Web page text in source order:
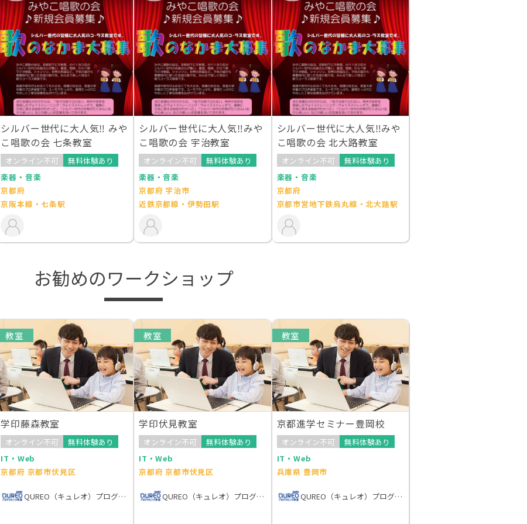
シルバー世代に大人気‼︎ みや
こ唱歌の会 七条教室
オンライン不可
無料体験あり
楽器・音楽
京都府
京阪本線・七条駅
シルバー世代に大人気‼︎みや
こ唱歌の会 宇治教室
オンライン不可
無料体験あり
楽器・音楽
京都府 宇治市
近鉄京都線・伊勢田駅
シルバー世代に大人気‼︎みや
こ唱歌の会 北大路教室
オンライン不可
無料体験あり
楽器・音楽
京都府
京都市営地下鉄烏丸線・北大路駅
お勧めのワークショップ
教室
学印藤森教室
オンライン不可
無料体験あり
IT・Web
京都府 京都市伏見区
QUREO（キュレオ）プログラミング教室
教室
学印伏見教室
オンライン不可
無料体験あり
IT・Web
京都府 京都市伏見区
QUREO（キュレオ）プログラミング教室
教室
京都進学セミナー豊岡校
オンライン不可
無料体験あり
IT・Web
兵庫県 豊岡市
QUREO（キュレオ）プログラミング教室